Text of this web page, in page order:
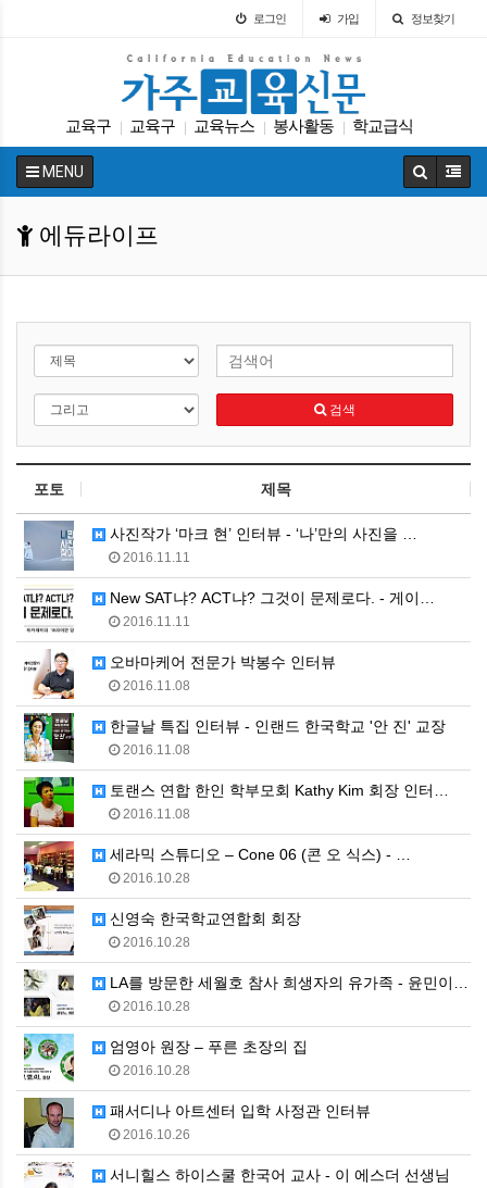
로그인 가입 정보찾기
교육구 교육구 교육뉴스 봉사활동 학교급식
ACT 원서 SAT 차터스쿨 특별활동
MENU
에듀라이프
검색
포토 제목
사진작가 ‘마크 현’ 인터뷰 - ‘나’만의 사진을 …
2016.11.11
New SAT냐? ACT냐? 그것이 문제로다. - 게이…
2016.11.11
오바마케어 전문가 박봉수 인터뷰
2016.11.08
한글날 특집 인터뷰 - 인랜드 한국학교 '안 진' 교장
2016.11.08
토랜스 연합 한인 학부모회 Kathy Kim 회장 인터…
2016.11.08
세라믹 스튜디오 – Cone 06 (콘 오 식스) - …
2016.10.28
신영숙 한국학교연합회 회장
2016.10.28
LA를 방문한 세월호 참사 희생자의 유가족 - 윤민이…
2016.10.28
엄영아 원장 – 푸른 초장의 집
2016.10.28
패서디나 아트센터 입학 사정관 인터뷰
2016.10.26
서니힐스 하이스쿨 한국어 교사 - 이 에스더 선생님